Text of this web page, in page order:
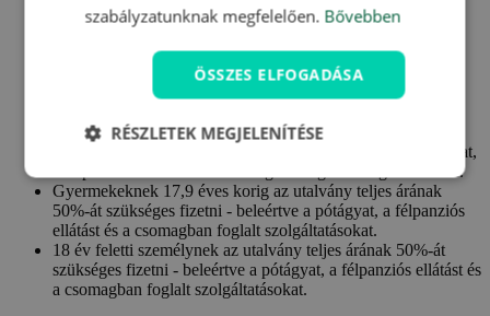
Az utalvány nem használható fel 2026.12.24. - 2026.12.26.
nélkül.
Gyermekeknek 13,9 éves korig 38 €/éj - beleértve a pótágyat,
a félpanziós ellátást és a csomagban foglalt szolgáltatásokat.
Gyermekeknek 17,9 éves korig az utalvány teljes árának
50%-át szükséges fizetni - beleértve a pótágyat, a félpanziós
ellátást és a csomagban foglalt szolgáltatásokat.
18 év feletti személynek az utalvány teljes árának 50%-át
szükséges fizetni - beleértve a pótágyat, a félpanziós ellátást és
a csomagban foglalt szolgáltatásokat.
szabályzatunknak megfelelően. Bővebben
ÖSSZES ELFOGADÁSA
RÉSZLETEK MEGJELENÍTÉSE